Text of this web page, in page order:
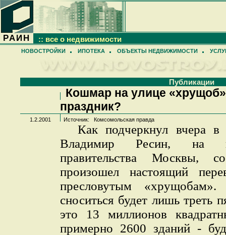
РАИН :: все о недвижимости
НОВОСТРОЙКИ ИПОТЕКА ОБЪЕКТЫ НЕДВИЖИМОСТИ
Публикации
Кошмар на улице
праздник?
1.2.2001 Источник: Комсомольская правда
Как подчеркнул вчера в
Владимир Ресин, на
правительства Москвы,
произошел настоящий
пресловутым
сноситься будет лишь треть
это 13 миллионов
примерно 2600 зданий -